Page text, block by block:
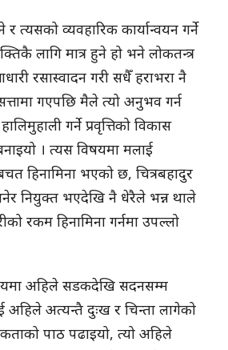
र त्यसको व्यवहारिक कार्यान्वयन गर्ने
लागि मात्र हुने हो भने लोकतन्त्र
रसास्वादन गरी सधैँ हराभरा नै
गएपछि मैले त्यो अनुभव गर्न
गर्ने प्रवृत्तिको विकास
। त्यस विषयमा मलाई
हिनामिना भएको छ, चित्रबहादुर
नियुक्त भएदेखि नै धेरैले भन्न थाले
रकम हिनामिना गर्नमा उपल्लो
अहिले सडकदेखि सदनसम्म
अत्यन्तै दुःख र चिन्ता लागेको
पाठ पढाइयो, त्यो अहिले